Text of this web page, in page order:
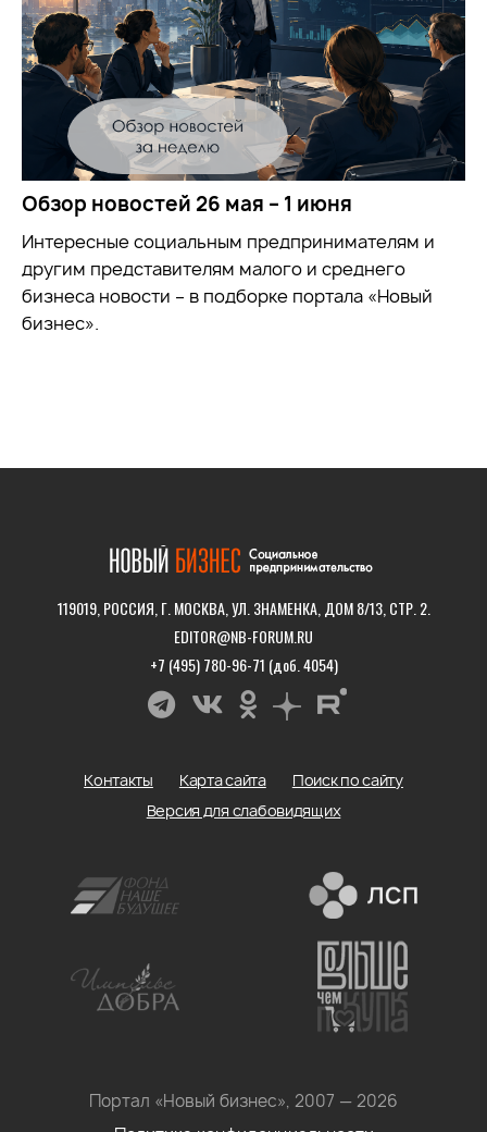
Обзор новостей 26 мая – 1 июня
Интересные социальным предпринимателям и
другим представителям малого и среднего
бизнеса новости – в подборке портала «Новый
бизнес».
119019, РОССИЯ, Г. МОСКВА, УЛ. ЗНАМЕНКА, ДОМ 8/13, СТР. 2.
EDITOR@NB-FORUM.RU
+7 (495) 780-96-71 (доб. 4054)
Портал «Новый бизнес», 2007 — 2026
Контакты Карта сайта
Поиск по сайту
Версия для слабовидящих